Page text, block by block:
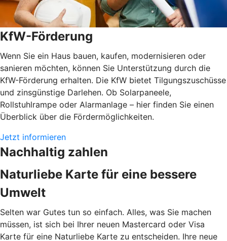
KfW-Förderung
Wenn Sie ein Haus bauen, kaufen, modernisieren oder
sanieren möchten, können Sie Unterstützung durch die
KfW-Förderung erhalten. Die KfW bietet Tilgungszuschüsse
und zinsgünstige Darlehen. Ob Solarpaneele,
Rollstuhlrampe oder Alarmanlage – hier finden Sie einen
Überblick über die Fördermöglichkeiten.
Jetzt informieren
Nachhaltig zahlen
Naturliebe Karte für eine bessere
Umwelt
Selten war Gutes tun so einfach. Alles, was Sie machen
müssen, ist sich bei Ihrer neuen Mastercard oder Visa
Karte für eine Naturliebe Karte zu entscheiden. Ihre neue